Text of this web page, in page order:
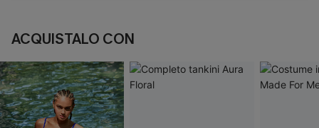
ACQUISTALO CON